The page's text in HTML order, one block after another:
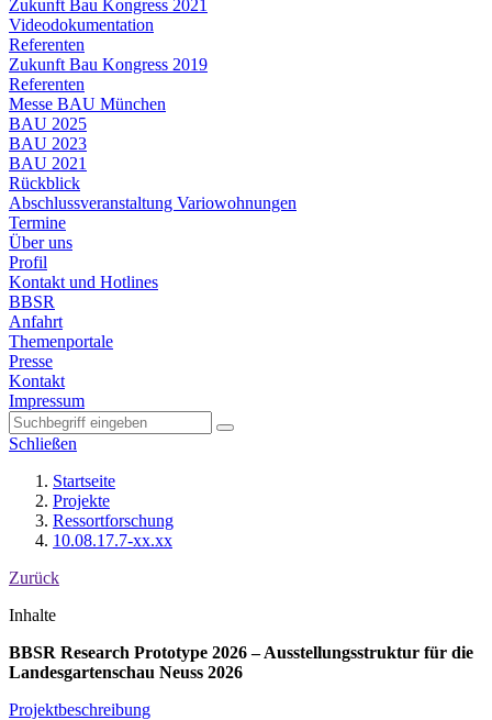
Zukunft Bau Kongress 2021
Videodokumentation
Referenten
Zukunft Bau Kongress 2019
Referenten
Messe BAU München
BAU 2025
BAU 2023
BAU 2021
Rückblick
Abschlussveranstaltung Variowohnungen
Termine
Über uns
Profil
Kontakt und Hotlines
BBSR
Anfahrt
Themenportale
Presse
Kontakt
Impressum
Schließen
Startseite
Projekte
Ressortforschung
10.08.17.7-xx.xx
Zurück
Inhalte
BBSR Research Prototype 2026 – Ausstellungsstruktur für die
Landesgartenschau Neuss 2026
Projektbeschreibung